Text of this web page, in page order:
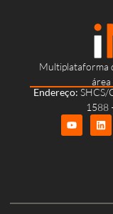
Multiplataforma
Endereço: SHCS/
1588